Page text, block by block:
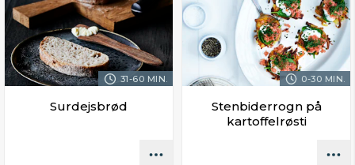
31-60 MIN.
Surdejsbrød
0-30 MIN.
Stenbiderrogn på
kartoffelrøsti